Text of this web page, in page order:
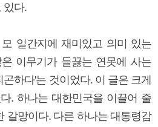
있다.
일간지에 재미있고 의미 있는
이무기가 들끓는 연못에 사는
하다'는 것이었다. 이 글은 크게
. 하나는 대한민국을 이끌어 줄
갈망이다. 다른 하나는 대통령감